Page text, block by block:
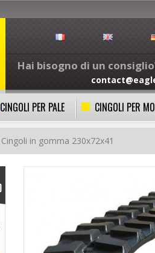
CINGOLI PER PALE CINGOLI PER
Hai bisogno di un
Cingoli in gomma 230x72x41